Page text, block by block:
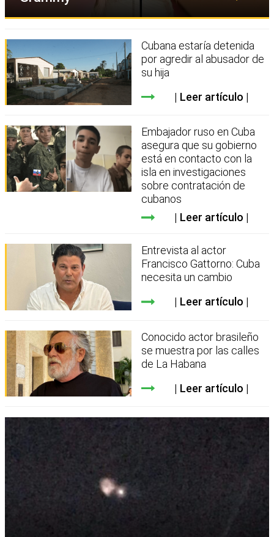
Cubana estaría detenida
por agredir al abusador de
su hija
Leer artículo
Embajador ruso en Cuba
asegura que su gobierno
está en contacto con la
isla en investigaciones
sobre contratación de
cubanos
Leer artículo
Entrevista al actor
Francisco Gattorno: Cuba
necesita un cambio
Leer artículo
Conocido actor brasileño
se muestra por las calles
de La Habana
Leer artículo